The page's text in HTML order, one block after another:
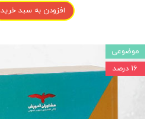
افزودن به سبد خرید
موضوعی
۱۶ درصد